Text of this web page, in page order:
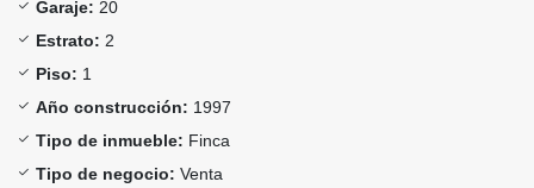
Garaje: 20
Estrato: 2
Piso: 1
Año construcción: 1997
Tipo de inmueble: Finca
Tipo de negocio: Venta